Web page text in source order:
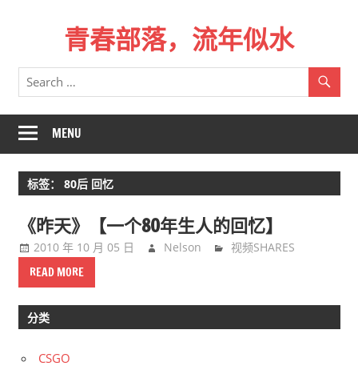
青春部落，流年似水
青
春
一
场
远
行，
记
不
起
时
路。
MENU
标签： 80后 回忆
《昨天》【一个80年生人的回忆】
2010 年 10 月 05 日 Nelson 视频SHARES
READ MORE
分类
CSGO